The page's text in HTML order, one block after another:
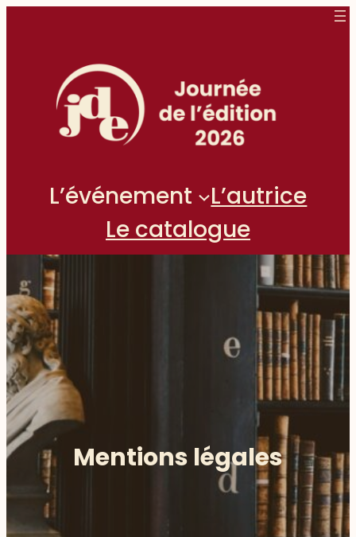
L’événement
L’autrice
Le catalogue
Mentions légales